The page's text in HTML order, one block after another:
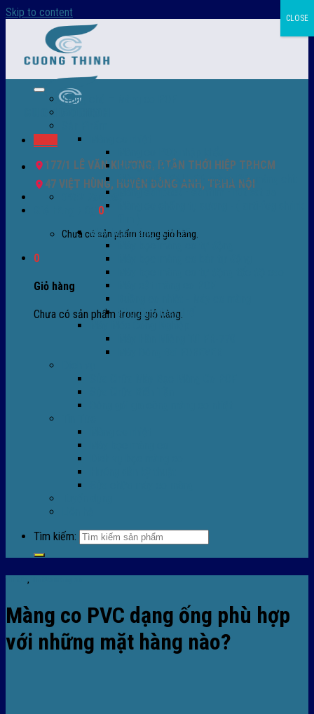
Skip to content
177/1 LÊ VĂN KHƯƠNG, P.TÂN THỚI HIỆP TP.HCM
47 VIỆT HÙNG, HUYỆN ĐÔNG ANH, TP.HÀ NỘI
0932 756 950
0
Chưa có sản phẩm trong giỏ hàng.
0
Giỏ hàng
Chưa có sản phẩm trong giỏ hàng.
Trang chủ – Màng co POF
Màng co PVC
Màng quấn PALLET- màng PE- màng chit
Màng skinpack - skinfilm - hút sát da
Máy bọc màng co POF
Phụ tùng thay thế
Tìm kiếm:
,
Màng co PVC dạng ống phù hợp
với những mặt hàng nào?
CLOSE